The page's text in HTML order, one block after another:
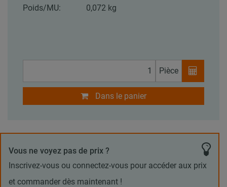
Poids/MU:
0,072 kg
Pièce
Dans le panier
Vous ne voyez pas de prix ?
Inscrivez-vous ou connectez-vous pour accéder aux prix
et commander dès maintenant !